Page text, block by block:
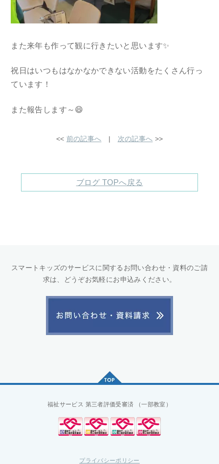
また来年も作って観に行きたいと思います✨
祝日はいつもはなかなかできない活動をたくさん行っ
ています！
また報告します～😄
<< 前の記事へ | 次の記事へ >>
ブログ TOPへ戻る
スマートキッズのサービスに関するお問い合わせ・資料のご請
求は、どうぞお気軽にお申込みください。
福祉サービス 第三者評価受審済 （一部教室）
プライバシーポリシー